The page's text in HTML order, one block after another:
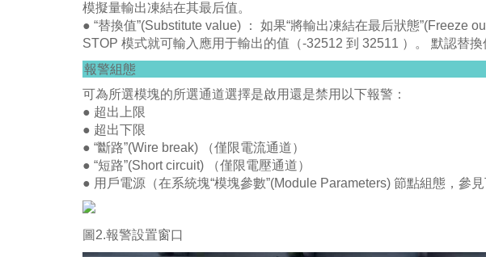
模擬量輸出凍結在其最后值。
● “替換值”(Substitute value) ： 如果“將輸出凍結在最后狀態”(Freeze
STOP 模式就可輸入應用于輸出的值（-32512 到 32511 ）。 默認替換
報警組態
可為所選模塊的所選通道選擇是啟用還是禁用以下報警：
● 超出上限
● 超出下限
● “斷路”(Wire break) （僅限電流通道）
● “短路”(Short circuit) （僅限電壓通道）
● 用戶電源（在系統塊“模塊參數”(Module Parameters) 節點組態，參見
圖2.報警設置窗口